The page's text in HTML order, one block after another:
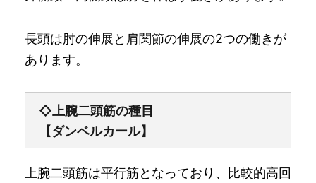
長頭は肘の伸展と肩関節の伸展の2つの働きが
あります。
◇上腕二頭筋の種目
【ダンベルカール】
上腕二頭筋は平行筋となっており、比較的高回